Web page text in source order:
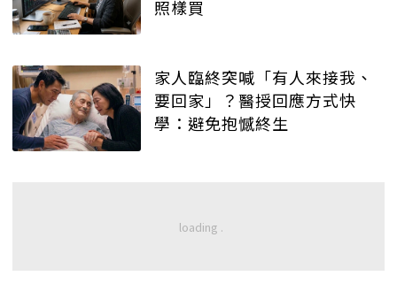
照樣買
家人臨終突喊「有人來接我、
要回家」？醫授回應方式快
學：避免抱憾終生